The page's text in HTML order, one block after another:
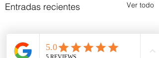
Entradas recientes Ver todo